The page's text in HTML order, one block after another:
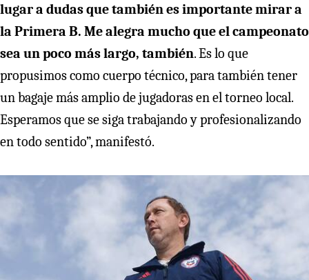
lugar a dudas que también es importante mirar a
la Primera B. Me alegra mucho que el campeonato
sea un poco más largo, también. Es lo que
propusimos como cuerpo técnico, para también tener
un bagaje más amplio de jugadoras en el torneo local.
Esperamos que se siga trabajando y profesionalizando
en todo sentido”, manifestó.